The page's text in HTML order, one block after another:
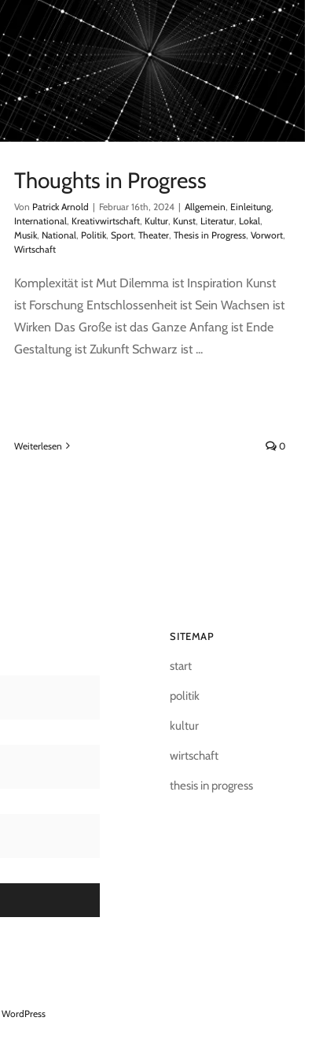
Thoughts in Progress
Von Patrick Arnold | Februar 16th, 2024 | Allgemein, Einleitung,
International, Kreativwirtschaft, Kultur, Kunst, Literatur, Lokal,
Musik, National, Politik, Sport, Theater, Thesis in Progress, Vorwort,
Wirtschaft
Komplexität ist Mut Dilemma ist Inspiration Kunst
ist Forschung Entschlossenheit ist Sein Wachsen ist
Wirken Das Große ist das Ganze Anfang ist Ende
Gestaltung ist Zukunft Schwarz ist ...
Weiterlesen 0
SITEMAP
start
politik
kultur
wirtschaft
thesis in progress
WordPress